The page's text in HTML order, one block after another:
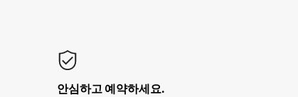
안심하고 예약하세요.